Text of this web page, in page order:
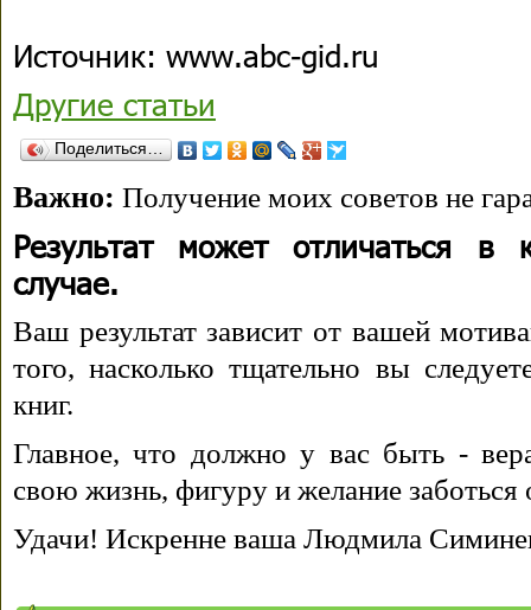
Источник: www.abc-gid.ru
Другие статьи
Поделиться…
Важно: Получение моих советов не
Результат может отличаться в
случае.
Ваш результат зависит от вашей
того, насколько тщательно вы
книг.
Главное, что должно у вас быть -
свою жизнь, фигуру и желание заботься
Удачи! Искренне ваша Людмила